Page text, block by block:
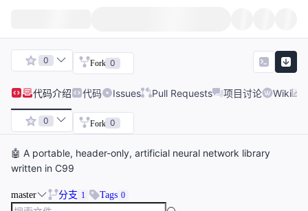
0 Fork 0
代码介绍 代码 Issues Pull Requests 项目讨论 Wiki
0 Fork 0
🤖 A portable, header-only, artificial neural network library
written in C99
master 分支 1 Tags 0